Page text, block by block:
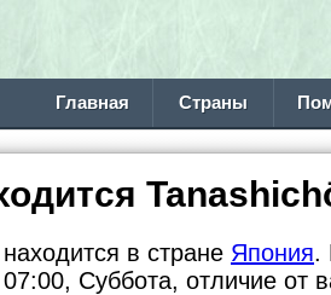
Главная Страны
в стране Япония.
Суббота, отличие от